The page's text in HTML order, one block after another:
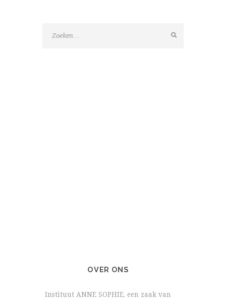
OVER ONS
Instituut ANNE SOPHIE, een zaak van